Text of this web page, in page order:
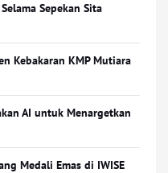
Sepekan Sita
Kebakaran KMP Mutiara
AI untuk Menargetkan
Medali Emas di IWISE